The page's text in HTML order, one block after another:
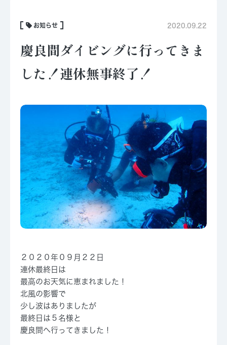
お知らせ 2020.09.22
慶良間ダイビングに行ってきま
した！連休無事終了！
２０２０年０９月２２日
連休最終日は
最高のお天気に恵まれました！
北風の影響で
少し波はありましたが
最終日は５名様と
慶良間へ行ってきました！